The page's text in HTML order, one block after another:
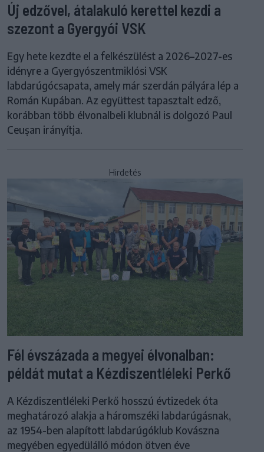
Új edzővel, átalakuló kerettel kezdi a
szezont a Gyergyói VSK
Egy hete kezdte el a felkészülést a 2026–2027-es
idényre a Gyergyószentmiklósi VSK
labdarúgócsapata, amely már szerdán pályára lép a
Román Kupában. Az együttest tapasztalt edző,
korábban több élvonalbeli klubnál is dolgozó Paul
Ceușan irányítja.
Hirdetés
Fél évszázada a megyei élvonalban:
példát mutat a Kézdiszentléleki Perkő
A Kézdiszentléleki Perkő hosszú évtizedek óta
meghatározó alakja a háromszéki labdarúgásnak,
az 1954-ben alapított labdarúgóklub Kovászna
megyében egyedülálló módon ötven éve